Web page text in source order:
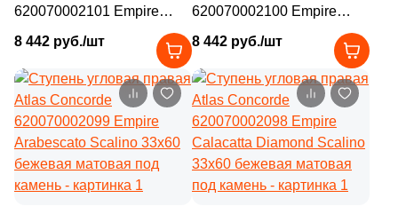
620070002101 Empire
бежевая матовая под
камень
8 442 руб./шт
620070002100 Empire
бежевая матовая под
камень
8 442 руб./шт